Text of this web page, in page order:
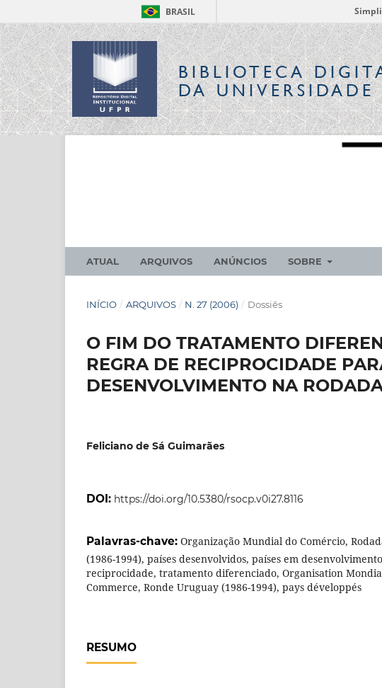
BRASIL
BIBLIOTECA
DA
ATUAL ARQUIVOS ANÚNCIOS SOBRE
INÍCIO / ARQUIVOS / N. 27 (2006) / Dossiês
O FIM DO TRATAMENTO
REGRA DE RECIPROCIDADE
DESENVOLVIMENTO NA
Feliciano de Sá Guimarães
DOI: https://doi.org/10.5380/rsocp.v0i27.8116
Palavras-chave: Organização Mundial do Comércio,
(1986-1994), países desenvolvidos, países em
reciprocidade, tratamento diferenciado, Organisation
Commerce, Ronde Uruguay (1986-1994), pays développés
RESUMO